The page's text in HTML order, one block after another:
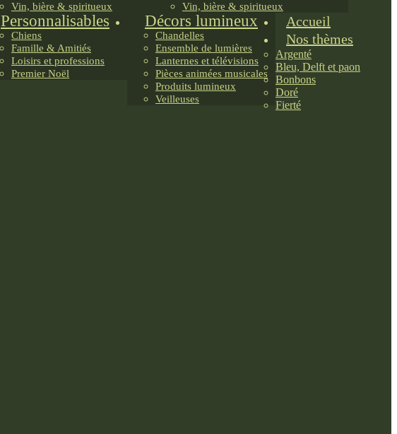
Vin, bière & spiritueux
Vin, bière & spiritueux
Personnalisables
Chiens
Famille & Amitiés
Loisirs et professions
Premier Noël
Décors lumineux
Chandelles
Ensemble de lumières
Lanternes et télévisions
Pièces animées musicales
Produits lumineux
Veilleuses
Accueil
Nos thèmes
Argenté
Bleu, Delft et paon
Bonbons
Doré
Fierté